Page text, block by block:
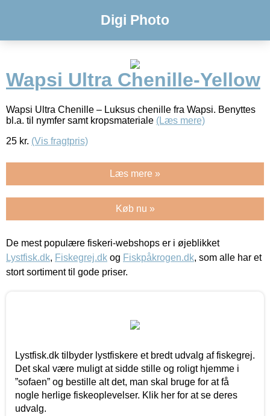
Digi Photo
Wapsi Ultra Chenille-Yellow
Wapsi Ultra Chenille – Luksus chenille fra Wapsi. Benyttes
bl.a. til nymfer samt kropsmateriale (Læs mere)
25 kr. (Vis fragtpris)
Læs mere »
Køb nu »
De mest populære fiskeri-webshops er i øjeblikket
Lystfisk.dk, Fiskegrej.dk og Fiskpåkrogen.dk, som alle har et
stort sortiment til gode priser.
Lystfisk.dk tilbyder lystfiskere et bredt udvalg af fiskegrej.
Det skal være muligt at sidde stille og roligt hjemme i
”sofaen” og bestille alt det, man skal bruge for at få
nogle herlige fiskeoplevelser. Klik her for at se deres
udvalg.